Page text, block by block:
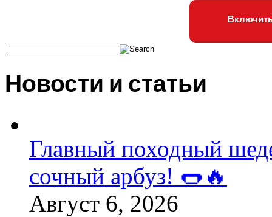
Новости и статьи
Главный походный
сочный арбуз! 🌭🔥
Август 6, 2026